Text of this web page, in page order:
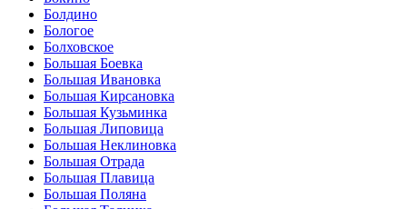
Болдино
Бологое
Болховское
Большая Боевка
Большая Ивановка
Большая Кирсановка
Большая Кузьминка
Большая Липовица
Большая Неклиновка
Большая Отрада
Большая Плавица
Большая Поляна